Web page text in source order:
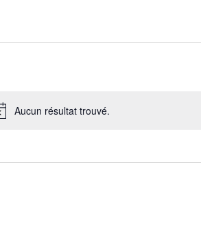
Notice
Aucun résultat trouvé.